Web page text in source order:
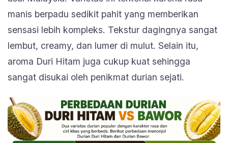
manis berpadu sedikit pahit yang memberikan
sensasi lebih kompleks. Tekstur dagingnya sangat
lembut, creamy, dan lumer di mulut. Selain itu,
aroma Duri Hitam juga cukup kuat sehingga
sangat disukai oleh penikmat durian sejati.